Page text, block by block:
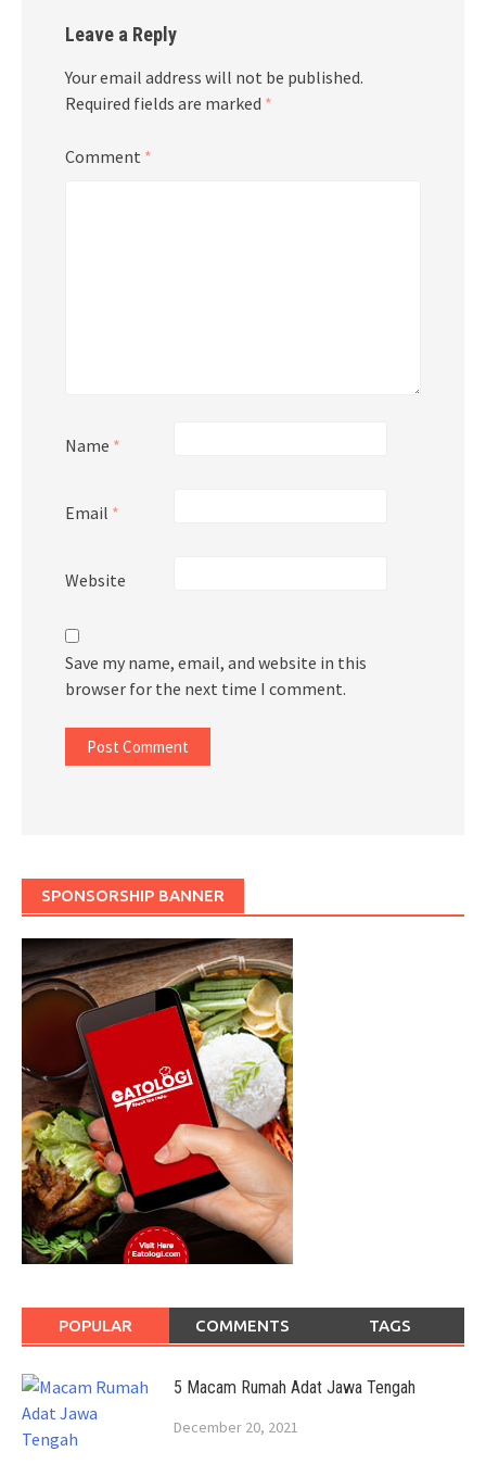
Leave a Reply
Your email address will not be published.
Required fields are marked *
Comment *
Name *
Email *
Website
Save my name, email, and website in this
browser for the next time I comment.
SPONSORSHIP BANNER
POPULAR COMMENTS TAGS
5 Macam Rumah Adat Jawa Tengah
December 20, 2021